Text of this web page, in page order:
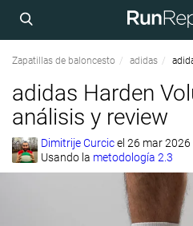
Zapatillas de baloncesto adidas
adidas Harden
análisis y review
Dimitrije Curcicel 26 mar 2026
Usando la metodología 2.3